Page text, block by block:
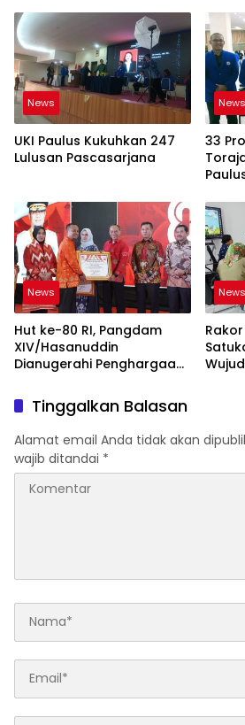
MENGORBANKAN RAKYAT
Diri
News
UKI Paulus Kukuhkan 247
Lulusan Pascasarjana
News
33
News
Hut ke-80 RI, Pangdam
XIV/Hasanuddin
Dianugerahi Penghargaan
News
Tinggalkan Balasan
Alamat email Anda tidak akan
wajib ditandai *